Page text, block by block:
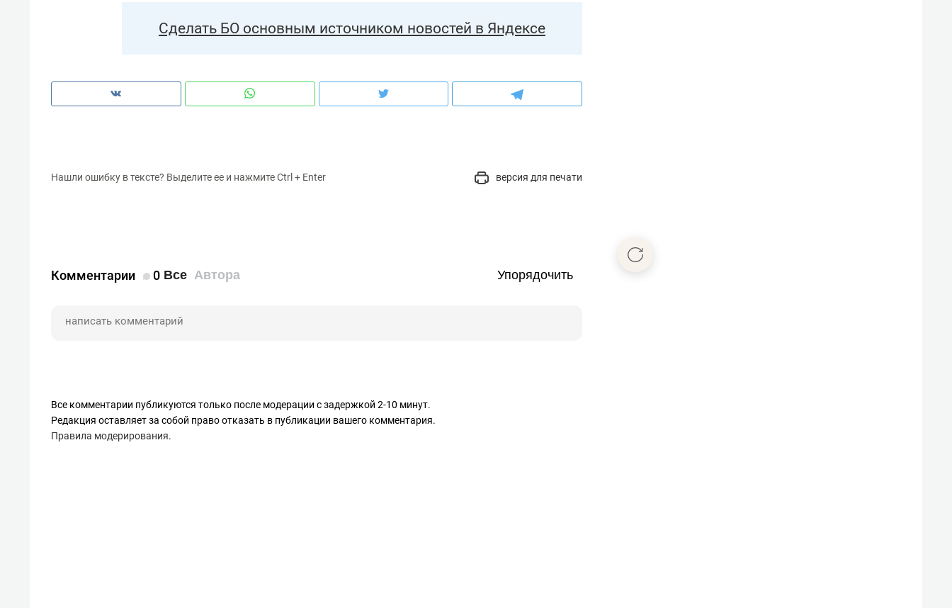
Сделать БО основным источником новостей в Яндексе
Нашли ошибку в тексте? Выделите ее и нажмите Ctrl + Enter версия для печати
Комментарии 0 Все Автора Упорядочить
Все комментарии публикуются только после модерации с задержкой 2-10 минут.
Редакция оставляет за собой право отказать в публикации вашего комментария.
Правила модерирования.